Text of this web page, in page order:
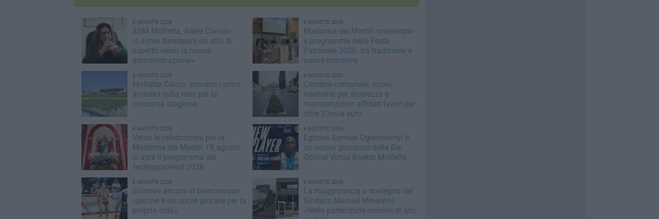
6 AGOSTO 2026
ASM Molfetta, Adele Claudio:
«Le mie dimissioni un atto di
rispetto verso la nuova
amministrazione»
6 AGOSTO 2026
Madonna dei Martiri, presentato
il programma della Festa
Patronale 2026: tra tradizione e
nuove iniziative
6 AGOSTO 2026
Molfetta Calcio, arrivano i primi
annunci sulla rosa per la
prossima stagione
6 AGOSTO 2026
Cimitero comunale, nuovi
interventi per sicurezza e
manutenzione: affidati lavori per
oltre 33mila euro
6 AGOSTO 2026
Verso le celebrazioni per la
Madonna dei Martiri: l’8 agosto
si apre il programma dei
festeggiamenti 2026
6 AGOSTO 2026
Eghosa Samuel Ogiemwonyi è
un nuovo giocatore della Dai
Optical Virtus Basket Molfetta
6 AGOSTO 2026
Solimini ancora in biancorosso
«perché è un onore giocare per la
propria città»
6 AGOSTO 2026
La maggioranza a sostegno del
Sindaco Manuel Minervini:
«Nelle partecipate nomine di alto